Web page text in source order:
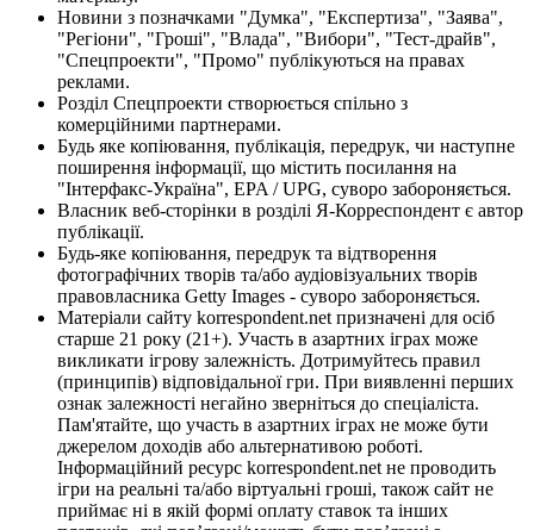
Новини з позначками "Думка", "Експертиза", "Заява",
"Регіони", "Гроші", "Влада", "Вибори", "Тест-драйв",
"Спецпроекти", "Промо" публікуються на правах
реклами.
Розділ Спецпроекти створюється спільно з
комерційними партнерами.
Будь яке копіювання, публікація, передрук, чи наступне
поширення інформації, що містить посилання на
"Інтерфакс-Україна", EPA / UPG, суворо забороняється.
Власник веб-сторінки в розділі Я-Корреспондент є автор
публікації.
Будь-яке копіювання, передрук та відтворення
фотографічних творів та/або аудіовізуальних творів
правовласника Getty Images - суворо забороняється.
Матеріали сайту korrespondent.net призначені для осіб
старше 21 року (21+). Участь в азартних іграх може
викликати ігрову залежність. Дотримуйтесь правил
(принципів) відповідальної гри. При виявленні перших
ознак залежності негайно зверніться до спеціаліста.
Пам'ятайте, що участь в азартних іграх не може бути
джерелом доходів або альтернативою роботі.
Інформаційний ресурс korrespondent.net не проводить
ігри на реальні та/або віртуальні гроші, також сайт не
приймає ні в якій формі оплату ставок та інших